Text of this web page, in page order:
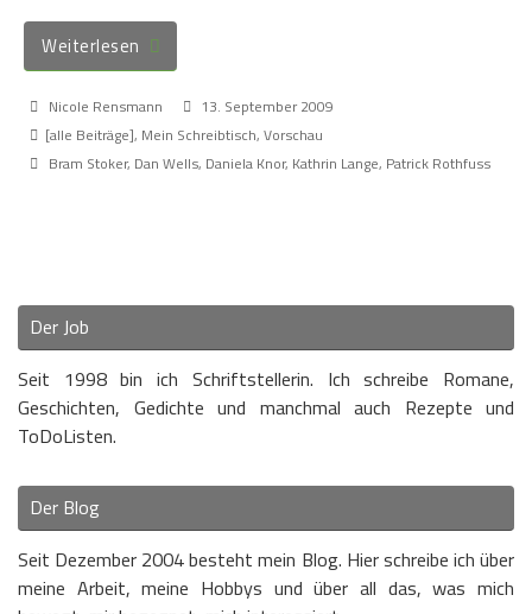
Weiterlesen
Nicole Rensmann
13. September 2009
[alle Beiträge], Mein Schreibtisch, Vorschau
Bram Stoker, Dan Wells, Daniela Knor, Kathrin Lange, Patrick Rothfuss
Der Job
Seit 1998 bin ich Schriftstellerin. Ich schreibe Romane,
Geschichten, Gedichte und manchmal auch Rezepte und
ToDoListen.
Der Blog
Seit Dezember 2004 besteht mein Blog. Hier schreibe ich über
meine Arbeit, meine Hobbys und über all das, was mich